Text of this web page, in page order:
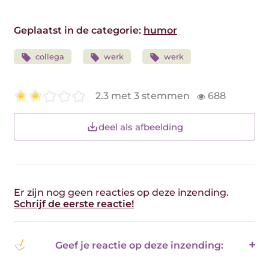
Geplaatst in de categorie: humor
collega werk werk
2.3 met 3 stemmen 688
deel als afbeelding
Er zijn nog geen reacties op deze inzending.
Schrijf de eerste reactie!
Geef je reactie op deze inzending: